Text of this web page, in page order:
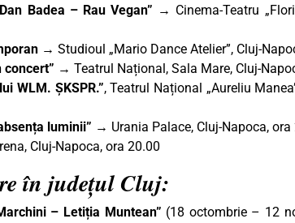
Badea – Rau Vegan” → Cinema-Teatru
→ Studioul „Mario Dance Atelier”, Cluj-
concert” → Teatrul Național, Sala Mare, Cluj-
WLM. ȘKSPR.”, Teatrul Național „Aureliu
luminii” → Urania Palace, Cluj-Napoca, ora
Cluj-Napoca, ora 20.00
în județul Cluj:
– Letiția Muntean” (18 octombrie – 12